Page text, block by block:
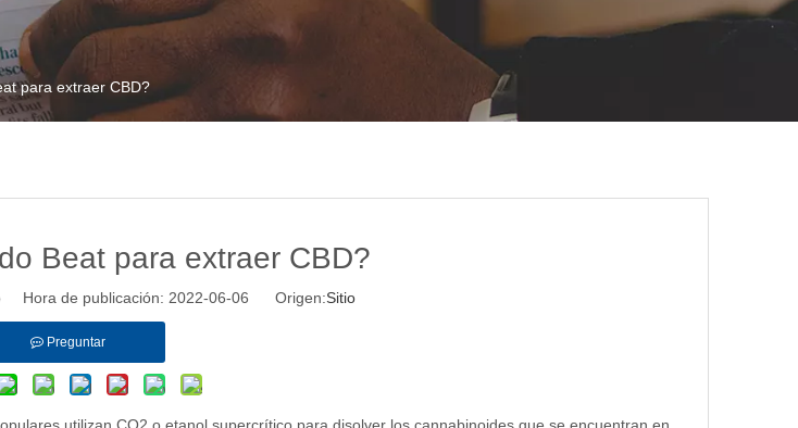
para extraer CBD?
Beat para extraer CBD?
Hora de publicación: 2022-06-06 Origen:Sitio
Preguntar
utilizan CO2 o etanol supercrítico para disolver los cannabinoides que se encuentran en